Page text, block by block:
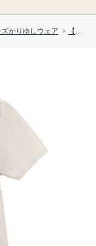
かりゆしウェア > 【送料無料】知花花織ー弐柄 かりゆしウェアP-FTT02013H